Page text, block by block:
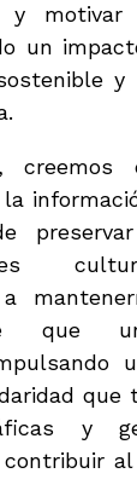
y
un
y
a
que
que
y